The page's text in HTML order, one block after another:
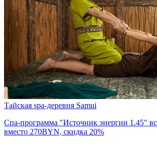
Тайская spa-деревня Samui
Спа-программа "Источник энергии 1.45"
вместо 270BYN, скидка 20%